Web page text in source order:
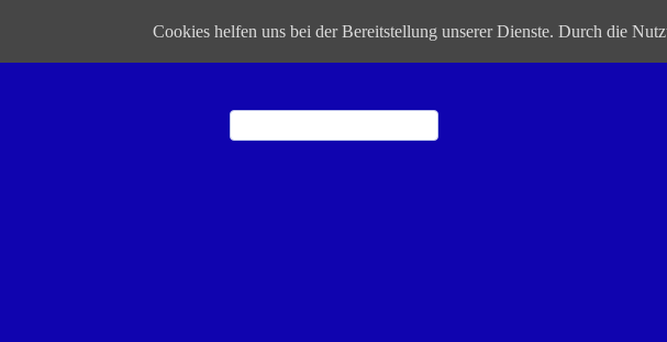
Cookies helfen uns bei der Bereitstellung unserer Dienste. Durch die